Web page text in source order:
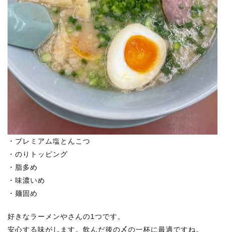
・プレミアム塩とんこつ
・のりトッピング
・脂多め
・味濃いめ
・麺固め
好きなラーメンやさんの1つです。
安心する味がします。飲んだ後の〆の一杯に最適ですね。